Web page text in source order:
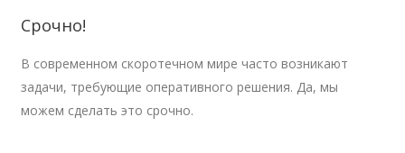
Срочно!
В современном скоротечном мире часто возникают
задачи, требующие оперативного решения. Да, мы
можем сделать это срочно.